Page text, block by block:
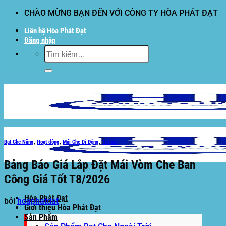
dung
CHÀO MỪNG BẠN ĐẾN VỚI CÔNG TY HÒA PHÁT ĐẠT
Liên hệ Hòa Phát Đạt
Đăng nhập
Tìm
kiếm:
Hòa Phát Đạt
Giới thiệu Hòa Phát Đạt
Sản Phẩm
Bạt Che Nắng, Hoạt động, Mái Che Di Động, Tin tức
Bảng Báo Giá Lắp Đặt Mái Vòm Che Ban
Công Giá Tốt T8/2026
bởihoaphatdat